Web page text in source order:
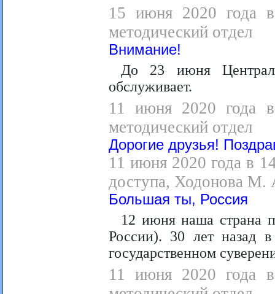
15 июня 2020 года в
методический отдел
Внимание!
До 23 июня
обслуживает.
11 июня 2020 года в
методический отдел
Дорогие друзья!
11 июня 2020 года в
доступа, Ходонова М.
Большая ты, Россия
12 июня наша страна
России). 30 лет назад
государственном
11 июня 2020 года в